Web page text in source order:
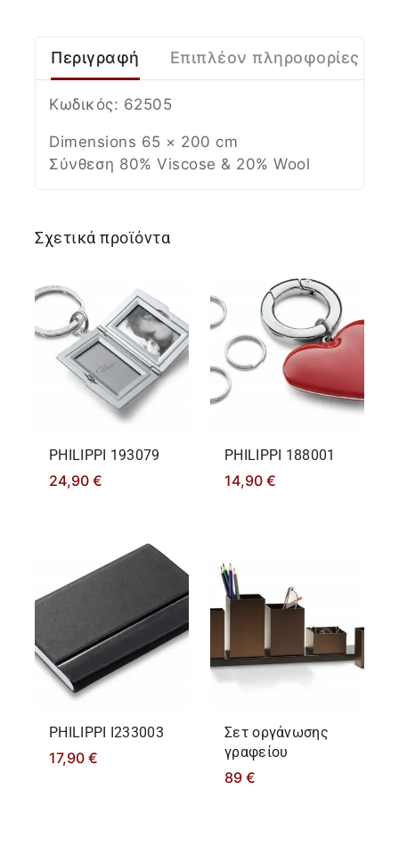
Περιγραφή Επιπλέον πληροφορίες
Κωδικός: 62505
Dimensions 65 × 200 cm
Σύνθεση 80% Viscose & 20% Wool
Σχετικά προϊόντα
PHILIPPΙ 193079
24,90 €
PHILIPPΙ 188001
14,90 €
PHILIPPΙ I233003
17,90 €
Σετ οργάνωσης
γραφείου
89 €